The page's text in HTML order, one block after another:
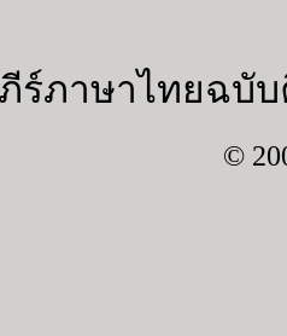
ร์ภาษาไทยฉบับ
©